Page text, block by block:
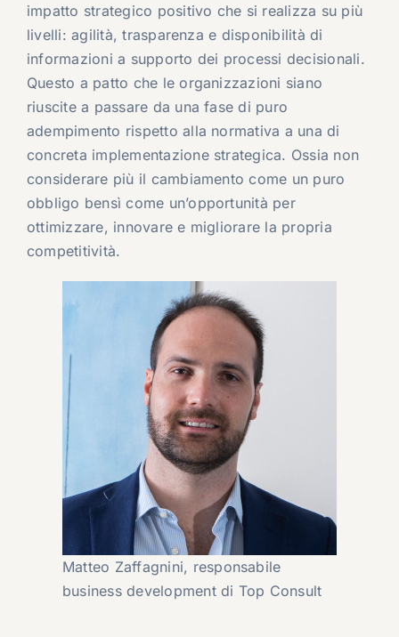
impatto strategico positivo che si realizza su più
livelli: agilità, trasparenza e disponibilità di
informazioni a supporto dei processi decisionali.
Questo a patto che le organizzazioni siano
riuscite a passare da una fase di puro
adempimento rispetto alla normativa a una di
concreta implementazione strategica. Ossia non
considerare più il cambiamento come un puro
obbligo bensì come un’opportunità per
ottimizzare, innovare e migliorare la propria
competitività.
Matteo Zaffagnini, responsabile
business development di Top Consult